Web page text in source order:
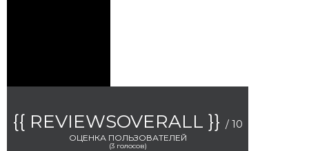
{{ REVIEWSOVERALL }} / 10
ОЦЕНКА ПОЛЬЗОВАТЕЛЕЙ
(3голосов)